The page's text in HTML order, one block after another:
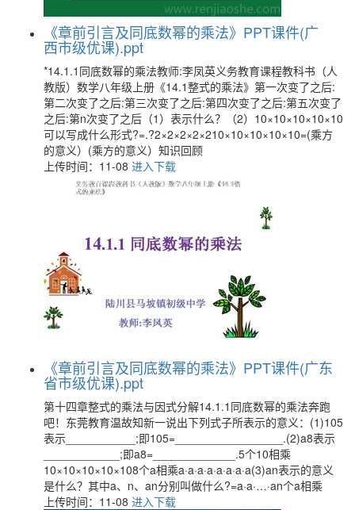
《章前引言及同底数幂的乘法》PPT课件(广
西市级优课).ppt
*14.1.1同底数幂的乘法教师:李凤英义务教育课程教科书（人
教版）数学八年级上册《14.1整式的乘法》第一次变了之后:
第二次变了之后:第三次变了之后:第四次变了之后:第五次变了
之后:第n次变了之后（1）表示什么？（2）10×10×10×10×10
可以写成什么形式?=.?2×2×2×2×210×10×10×10×10=(乘方
的意义）(乘方的意义）知识回顾
上传时间：11-08 进入下载
《章前引言及同底数幂的乘法》PPT课件(广东
省市级优课).ppt
第十四章整式的乘法与因式分解14.1.1同底数幂的乘法奔跑
吧！东莞教育温故知新一说出下列式子所表示的意义：(1)105
表示___________;即105=_________________.(2)a8表示
____________;即a8=_____________.5个10相乘
10×10×10×10×108个a相乘a·a·a·a·a·a·a·a(3)an表示的意义
是什么？其中a、n、an分别叫做什么?=a·a·…·an个a相乘
上传时间：11-08 进入下载